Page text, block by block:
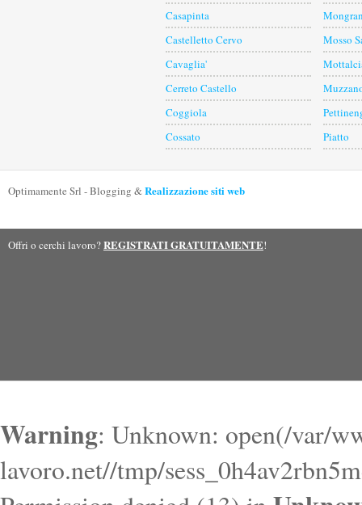
Casapinta
Castelletto Cervo
Cavaglia'
Cerreto Castello
Coggiola
Cossato
Mosso
Piatto
Optimamente Srl - Blogging &Realizzazione siti web
Offri o cerchi lavoro?REGISTRATI GRATUITAMENTE!
Warning: Unknown: open(/var/
lavoro.net//tmp/